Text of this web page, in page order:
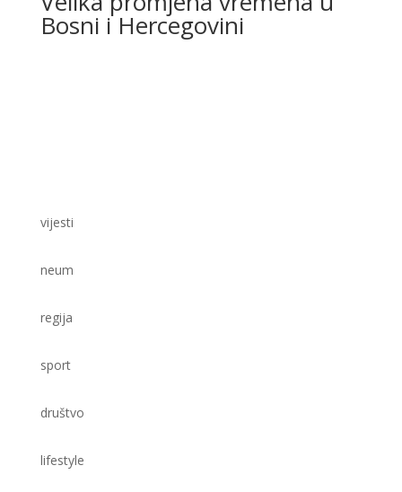
Bosni i Hercegovini
vijesti
neum
regija
sport
društvo
lifestyle